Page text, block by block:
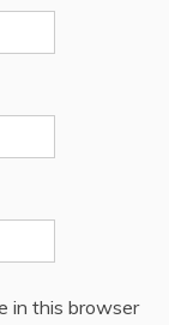
in this browser